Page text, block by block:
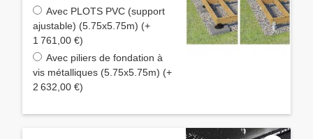
Avec PLOTS PVC (support
ajustable) (5.75x5.75m) (+
1 761,00 €)
Avec piliers de fondation à
vis métalliques (5.75x5.75m) (+
2 632,00 €)